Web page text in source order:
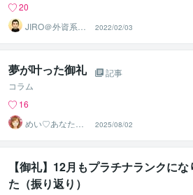
20
JIRO＠外資系コ
ンサル・英語育
児
2022/02/03
夢が叶った御礼
記事
コラム
16
めい♡あなたの
陽だまりセラピ
スト
2025/08/02
【御礼】12月もプラチナランクにな
た（振り返り）